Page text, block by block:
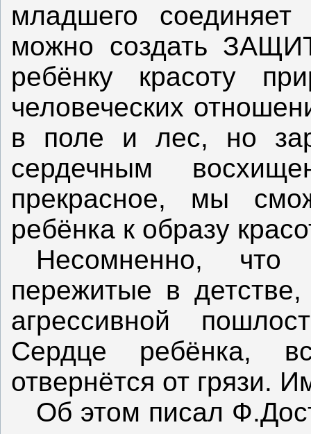
младшего
можно создать
ребёнку красоту
человеческих
в поле и лес, но
сердечным
прекрасное, мы
ребёнка к образу
Несомненно,
пережитые в
агрессивной
Сердце ребёнка,
отвернётся от грязи.
Об этом писал